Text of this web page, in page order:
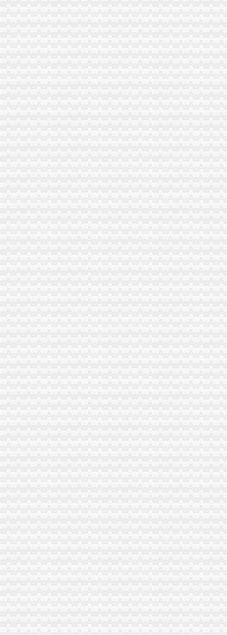
新增知识点：农产品增值税进项税额核定办法_中华会计网校论坛
农产品增值税进项税额扣除标准应履行核定程序_税屋网——第一时间
农产品增值税进项税额扣除标准核定申请表
财税[2012]38号关于在部分行业试行农产品增值税进项税额核定扣除办
农产品增值税进项税额核定办法中的公式
农产品增值税进项税核定扣除办法解读_税屋网——第一时间递财税
小规模纳税人增值税核定低报税标准会计凭证如何处理-我公司为商
关于本市部分行业试行农产品增值税进项税额核定扣除具体实施办法的
山东省国家税务局关于部分农产品增值税进项税额实行核定扣除办法的
农产品增值税进项税额核定扣除标准的核准
关于《在部分行业试行农产品增值税进项税额核定扣除办法有关问题的
山东省国家税务局关于下达部分企业农产品增值税进项税额核定扣除标
农产品增值税进项税额核定扣除办法-爱问知识人
农产品增值税进项税额核定扣除标准的核准（吉市国税局）
农产品增值税进项税额核定扣除标准的核准（吉市国税局）
关于在部分行业试行农产品增值税进项税额核定扣除办法有关问题的公
关于《在部分行业试行农产品增值税进项税额核定扣除办法有关问题的
农产品增值税进项税额扣除标准应履行核定程序_向前冲的税收学习园
北京市国家税务局北京市财政局关于试行农产品增值税进项税额核定扣
农产品增值税进项税额核定扣除试点实施办法_互动百科
浙江省平县国家税务局关于平县增值税一般纳税人征收类别核定办
深圳市国家税务局关于公布部分行业农产品增值税进项税额核定扣除标
农产品增值税进项税额核定扣除试点实施办法_互动百科
东营市国家税务局关于调整部分增值税防伪税控系统高开票限额核定
关于在部分行业试行农产品增值税进项税额核定扣除办法的通知-搜狐
部分行业试行农产品增值税进项税额核定扣除办法-财经频道-金融界
[转载]农产品增值税进项税额扣除标准应履行核定程序_海上日出star_
广西壮族自区国家税务局关于在羽绒加工行业试行农产品增值税进项
土地增值税核定征收的要求-法律快车税法
陕西国税解读农产品增值税进项税核定扣除办法-税务频道-和讯网
税额核定制度较为广泛地应用于增值税、营业税、所得税的征收.（）-
海南省地方税务局关于调整房地产开发项目土地增值税核定征收办法的
《海南省地方税务局关于调整房地产开发项目土地增值税核定征收办法
北京市地方税务局关于土地增值税核定扣除项目金额标准有关问题的通
宁夏回族自区土地增值税核定征收管理办法（试行）-宁夏回族自
农产品增值税进项税额核定扣除办法有关问题_志趣网
关于产品增值税进项税额核定扣除办法的公告_志趣网
河北省国家税务局-信息公开-农产品增值税进项税额核定扣除标准
广西出台缫丝加工行业增值税核定扣除新政策-商品动态-生意社
国家税务总局关于在部分行业试行农产品增值税进项税额核定扣除办法
对《关于调整房地产开发项目土地增值税核定征收办法的公告》有关问
关于在部分行业试行农产品增值税进项税额核定扣除办法有关问题的公告
山东关于下达部分企业农产品增值税进项税额核定扣除标准的公告_地
昌平区地税局转发北京市地方税务局关于商品住宅土地增值税核定扣除